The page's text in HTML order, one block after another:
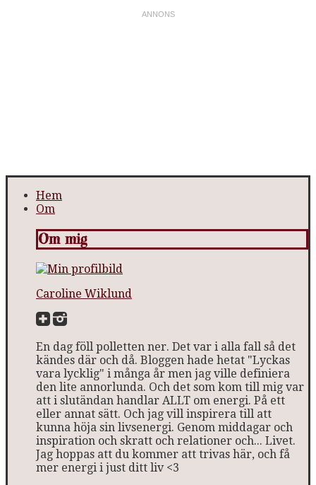
Hem
Om
Om mig
Caroline Wiklund
En dag föll polletten ner. Det var i alla fall så det
kändes där och då. Bloggen hade hetat "Lyckas
vara lycklig" i många år men jag ville definiera
den lite annorlunda. Och det som kom till mig var
att i slutändan handlar ALLT om energi. På ett
eller annat sätt. Och jag vill inspirera till att
kunna höja sin livsenergi. Genom middagar och
inspiration och skratt och relationer och... Livet.
Jag hoppas att du kommer att trivas här, och få
mer energi i just ditt liv <3